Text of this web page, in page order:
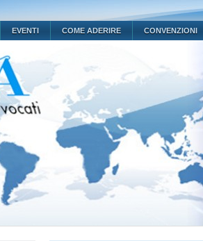
EVENTI COME ADERIRE CONVENZIONI